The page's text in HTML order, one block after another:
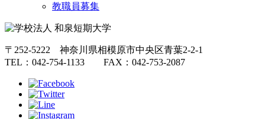
教職員募集
〒252-5222 神奈川県相模原市中央区青葉2-2-1
TEL：042-754-1133 FAX：042-753-2087